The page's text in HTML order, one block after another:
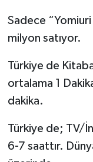
Sadece
milyon satıyor.
Türkiye de
ortalama 1
dakika.
Türkiye de; TV/
6-7 saattır.